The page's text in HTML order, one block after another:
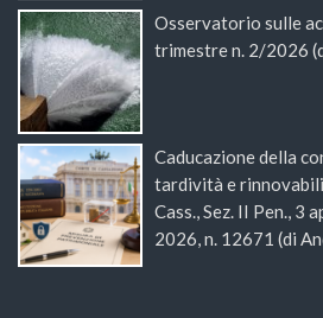
Osservatorio sulle
trimestre n. 2/2026
Caducazione della
tardività e
Cass., Sez. II Pen., 3
2026, n. 12671 (di